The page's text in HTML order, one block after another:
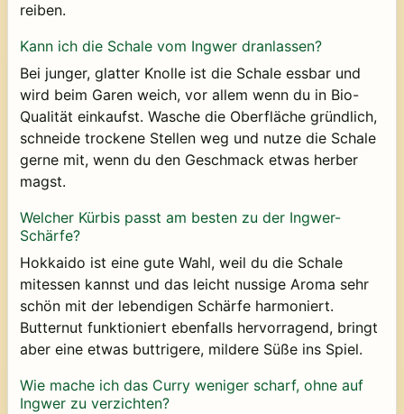
reiben.
Kann ich die Schale vom Ingwer dranlassen?
Bei junger, glatter Knolle ist die Schale essbar und
wird beim Garen weich, vor allem wenn du in Bio-
Qualität einkaufst. Wasche die Oberfläche gründlich,
schneide trockene Stellen weg und nutze die Schale
gerne mit, wenn du den Geschmack etwas herber
magst.
Welcher Kürbis passt am besten zu der Ingwer-
Schärfe?
Hokkaido ist eine gute Wahl, weil du die Schale
mitessen kannst und das leicht nussige Aroma sehr
schön mit der lebendigen Schärfe harmoniert.
Butternut funktioniert ebenfalls hervorragend, bringt
aber eine etwas buttrigere, mildere Süße ins Spiel.
Wie mache ich das Curry weniger scharf, ohne auf
Ingwer zu verzichten?